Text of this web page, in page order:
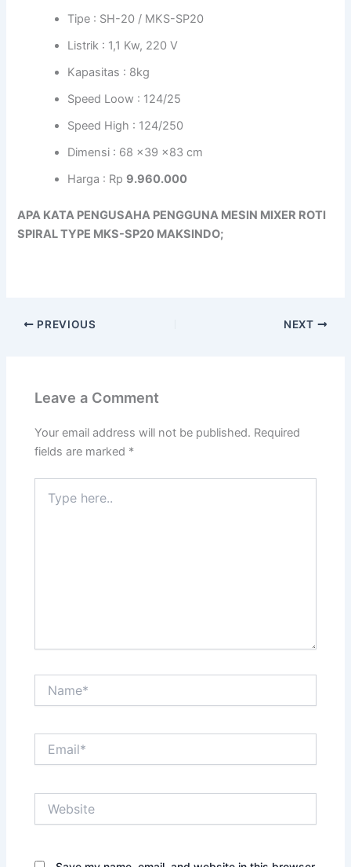
Tipe : SH-20 / MKS-SP20
Listrik : 1,1 Kw, 220 V
Kapasitas : 8kg
Speed Loow : 124/25
Speed High : 124/250
Dimensi : 68 x39 x83 cm
Harga : Rp 9.960.000
APA KATA PENGUSAHA PENGGUNA MESIN MIXER ROTI
SPIRAL TYPE MKS-SP20 MAKSINDO;
PREVIOUS NEXT
Leave a Comment
Your email address will not be published. Required
fields are marked *
here..